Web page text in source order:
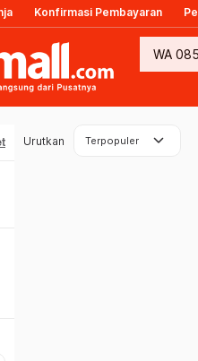
Konfirmasi Pembayaran
Urutkan Terpopuler keyboard_arrow_down